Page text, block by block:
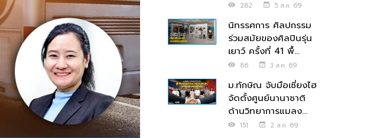
282 5 ส.ค. 69
นิทรรศการ ศิลปกรรม
ร่วมสมัยของศิลปินรุ่น
เยาว์ ครั้งที่ 41 พื้...
86 3 ส.ค. 69
ม.ทักษิณ จับมือเซี่ยงไฮ
จัดตั้งศูนย์นานาชาติ
ด้านวิทยาการแมลง...
151 2 ส.ค. 69